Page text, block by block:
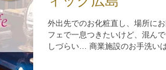
外出先でのお化粧直し、場所に
フェで一息つきたいけど、混ん
しづらい… 商業施設のお手洗い